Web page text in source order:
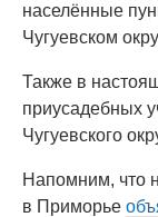
населённые
Чугуевском
Также в
приусадебных
Чугуевского
Напомним, что
в Приморье